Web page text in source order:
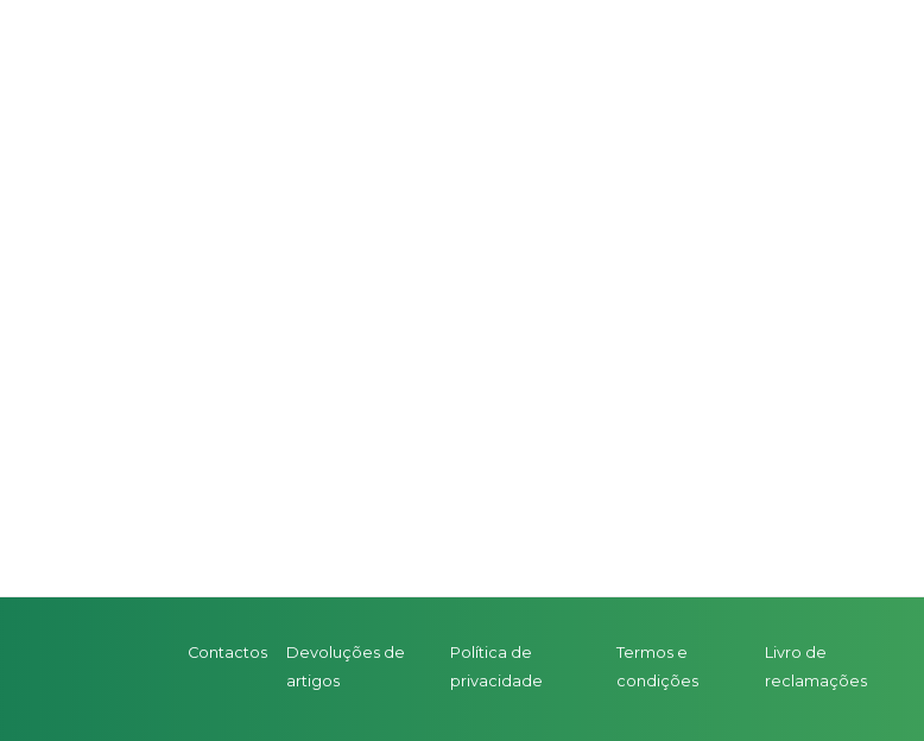
Contactos
Devoluções de
artigos
Política de
privacidade
Termos e
condições
Livro de
reclamações